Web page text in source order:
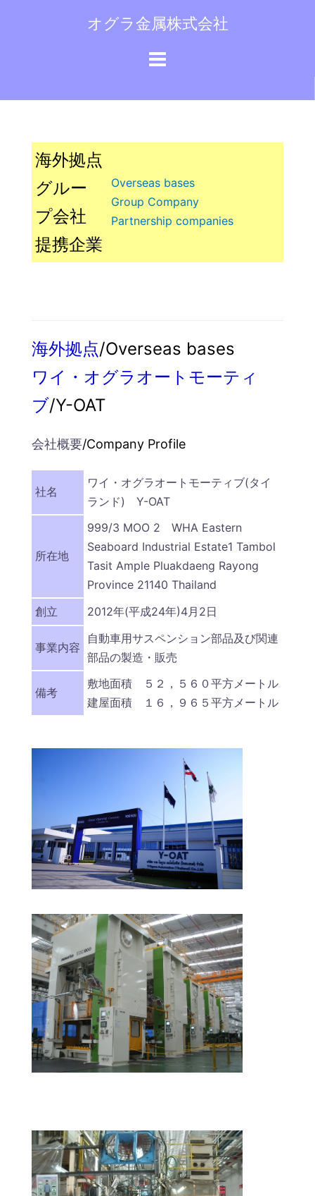
へ
オグラ金属株式会社
海外拠点
グルー
プ会社
提携企業
Overseas bases
Group Company
Partnership companies
海外拠点/Overseas bases
ワイ・オグラオートモーティ
ブ/Y-OAT
会社概要/Company Profile
社名
ワイ・オグラオートモーティブ(タイ
ランド) Y-OAT
所在地
999/3 MOO 2 WHA Eastern
Seaboard Industrial Estate1 Tambol
Tasit Ample Pluakdaeng Rayong
Province 21140 Thailand
創立
2012年(平成24年)4月2日
事業内容
自動車用サスペンション部品及び関連
部品の製造・販売
備考
敷地面積 ５２，５６０平方メートル
建屋面積 １６，９６５平方メートル